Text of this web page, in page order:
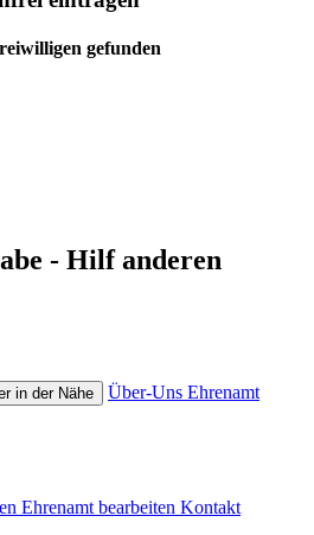
gefunden
- Hilf anderen
in der Nähe Über-Uns Ehrenamt
Ehrenamt bearbeiten Kontakt